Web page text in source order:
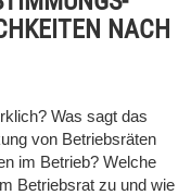
NACH
Was sagt das
von Betriebsräten
im Betrieb? Welche
Betriebsrat zu und wie